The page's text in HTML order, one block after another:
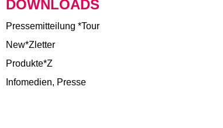
DOWNLOADS
Pressemitteilung *Tour
New*Zletter
Produkte*Z
Infomedien, Presse